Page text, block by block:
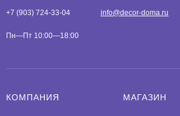
+7 (903) 724-33-04 info@decor-doma.ru
Пн—Пт 10:00—18:00
КОМПАНИЯ МАГАЗИН